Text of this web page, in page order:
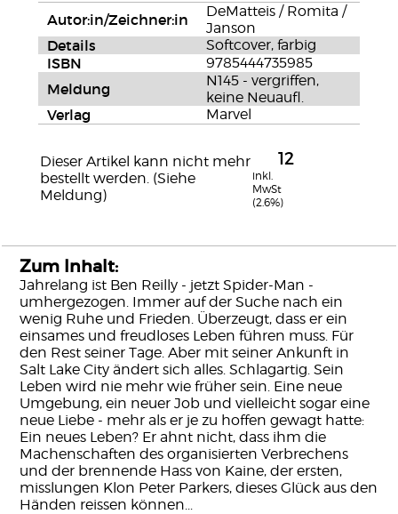
Autor:in/Zeichner:in
DeMatteis / Romita /
Janson
Details Softcover, farbig
ISBN 9785444735985
Meldung
N145 - vergriffen,
keine Neuaufl.
Verlag Marvel
Dieser Artikel kann nicht mehr
bestellt werden. (Siehe
Meldung)
12
inkl.
MwSt
(2.6%)
Zum Inhalt:
Jahrelang ist Ben Reilly - jetzt Spider-Man -
umhergezogen. Immer auf der Suche nach ein
wenig Ruhe und Frieden. Überzeugt, dass er ein
einsames und freudloses Leben führen muss. Für
den Rest seiner Tage. Aber mit seiner Ankunft in
Salt Lake City ändert sich alles. Schlagartig. Sein
Leben wird nie mehr wie früher sein. Eine neue
Umgebung, ein neuer Job und vielleicht sogar eine
neue Liebe - mehr als er je zu hoffen gewagt hatte:
Ein neues Leben? Er ahnt nicht, dass ihm die
Machenschaften des organisierten Verbrechens
und der brennende Hass von Kaine, der ersten,
misslungen Klon Peter Parkers, dieses Glück aus den
Händen reissen können...